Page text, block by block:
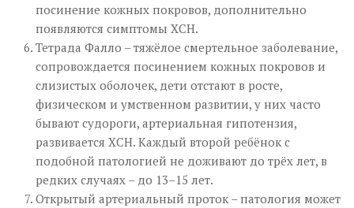
посинение кожных покровов, дополнительно
появляются симптомы ХСН.
Тетрада Фалло – тяжёлое смертельное заболевание,
сопровождается посинением кожных покровов и
слизистых оболочек, дети отстают в росте,
физическом и умственном развитии, у них часто
бывают судороги, артериальная гипотензия,
развивается ХСН. Каждый второй ребёнок с
подобной патологией не доживают до трёх лет, в
редких случаях – до 13–15 лет.
Открытый артериальный проток – патология может